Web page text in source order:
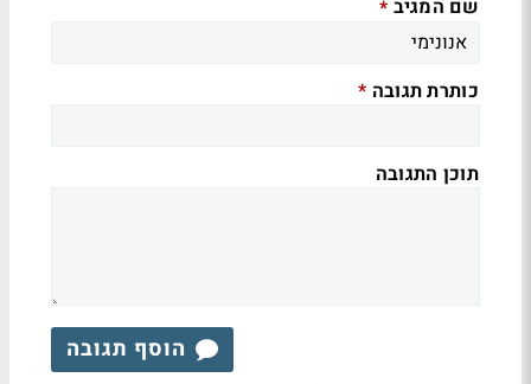
שם המגיב *
כותרת תגובה *
תוכן התגובה
הוסף תגובה